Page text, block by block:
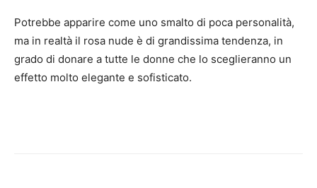
Potrebbe apparire come uno smalto di poca personalità,
ma in realtà il rosa nude è di grandissima tendenza, in
grado di donare a tutte le donne che lo sceglieranno un
effetto molto elegante e sofisticato.